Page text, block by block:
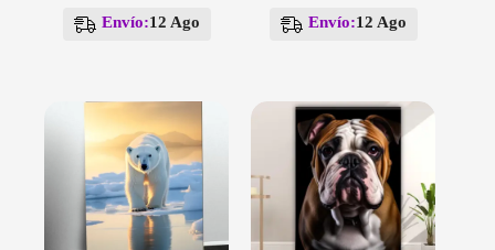
múltiples
se
pueden
elegir
en
la
página
de
producto
Envío:12 Ago
múltiples
se
pueden
elegir
en
la
página
de
producto
Envío:12 Ago